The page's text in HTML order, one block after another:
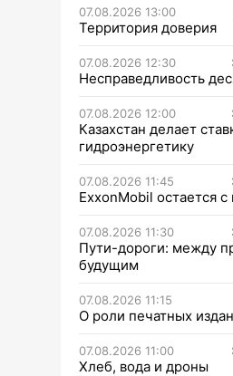
07.08.2026 13:00
Территория доверия
07.08.2026 12:30
Несправедливость
07.08.2026 12:00
Казахстан делает
гидроэнергетику
07.08.2026 11:45
ExxonMobil остается с
07.08.2026 11:30
Пути-дороги: между
будущим
07.08.2026 11:15
О роли печатных
07.08.2026 11:00
Хлеб, вода и дроны